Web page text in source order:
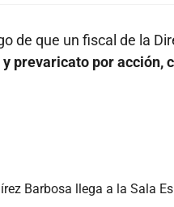
de que un fiscal de la
prevaricato por acción,
Barbosa llega a la Sala